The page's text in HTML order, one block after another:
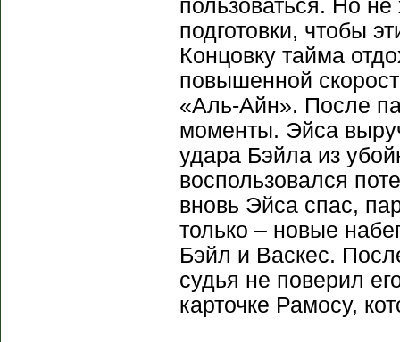
пользоваться. Но не
подготовки, чтобы
Концовку тайма
повышенной
«Аль-Айн». После
моменты. Эйса
удара Бэйла из
воспользовался
вновь Эйса спас,
только – новые
Бэйл и Васкес.
судья не поверил
карточке Рамосу,